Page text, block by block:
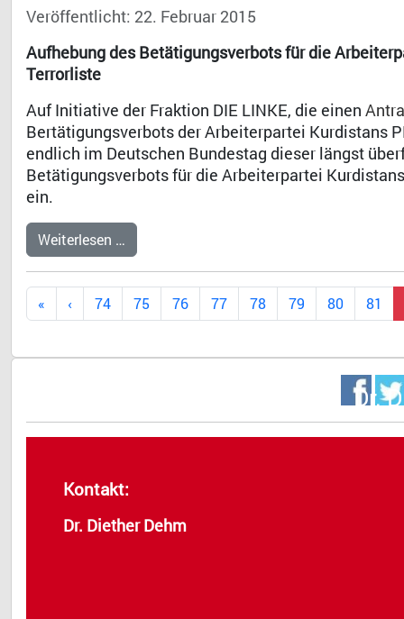
Dr.
Veröffentlicht: 22. Februar 2015
Aufhebung des Betätigungsverbots für die
Terrorliste
Auf Initiative der Fraktion DIE LINKE, die einen
Bertätigungsverbots der Arbeiterpartei Kurdistans
endlich im Deutschen Bundestag dieser längst
Betätigungsverbots für die Arbeiterpartei
ein.
Weiterlesen …
74 75 76 77 78 79 80 81
Kontakt:
Dr. Diether Dehm